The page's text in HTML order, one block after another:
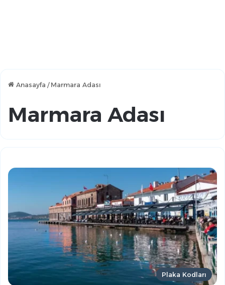
Anasayfa / Marmara Adası
Marmara Adası
Plaka Kodları